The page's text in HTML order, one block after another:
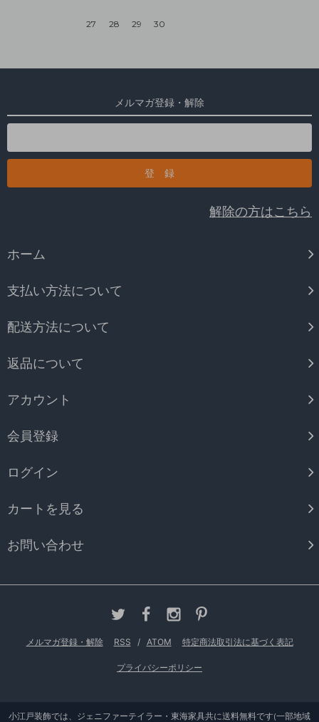
27 28 29 30
メルマガ登録・解除
解除の方はこちら
ホーム
支払い方法について
配送方法について
返品について
アカウント
会員登録
ログイン
カートを見る
お問い合わせ
メルマガ登録・解除 RSS / ATOM 特定商法取引法に基づく表記
プライバシーポリシー
小江戸装飾では、ジェニファーテイラー・東海家具共に送料無料です(一部地域